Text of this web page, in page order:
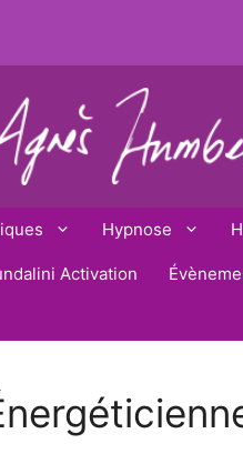
Hypnose
Activation